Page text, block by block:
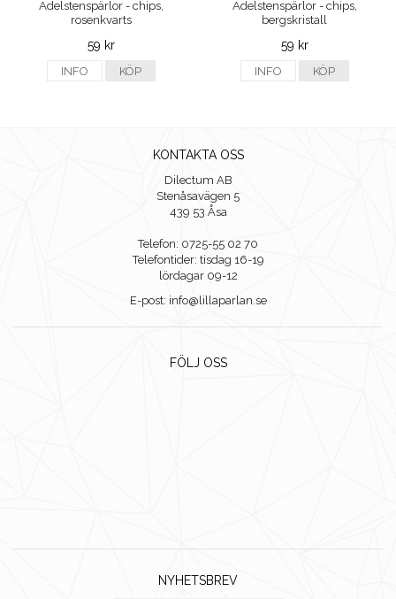
Ädelstenspärlor - chips,
rosenkvarts
59 kr
INFO KÖP
Ädelstenspärlor - chips,
bergskristall
59 kr
INFO KÖP
KONTAKTA OSS
Dilectum AB
Stenåsavägen 5
439 53 Åsa
Telefon: 0725-55 02 70
Telefontider: tisdag 16-19
lördagar 09-12
E-post: info@lillaparlan.se
FÖLJ OSS
NYHETSBREV